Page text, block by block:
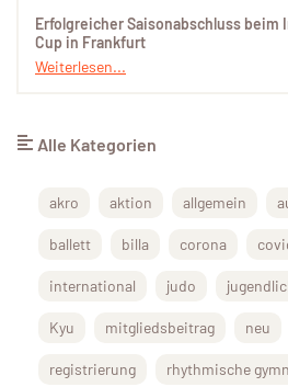
Erfolgreicher Saisonabschluss beim
Cup in Frankfurt
Weiterlesen...
Alle Kategorien
akro aktion allgemein
ballett billa corona
international judo
Kyu mitgliedsbeitrag neu
registrierung rhythmische